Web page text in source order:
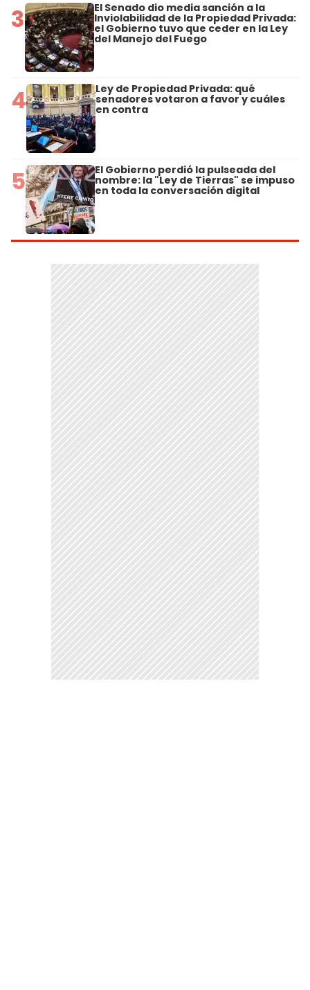
3 El Senado dio media sanción a la
Inviolabilidad de la Propiedad Privada:
el Gobierno tuvo que ceder en la Ley
del Manejo del Fuego
4 Ley de Propiedad Privada: qué
senadores votaron a favor y cuáles
en contra
5 El Gobierno perdió la pulseada del
nombre: la "Ley de Tierras" se impuso
en toda la conversación digital